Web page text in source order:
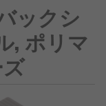
ックシ
, ポリマ